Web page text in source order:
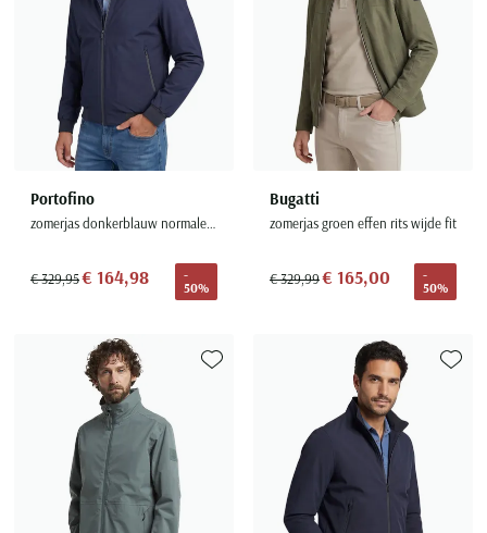
Portofino
zomerjas donkerblauw normale fit wol
€ 329,95€ 164,98
-
50%
Bugatti
zomerjas groen effen rits wijde fit
€ 329,99€ 165,00
-
50%
Toevoegen aan favorieten